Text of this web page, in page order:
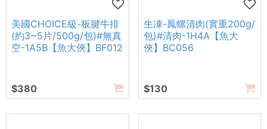
美國CHOICE級-板腱牛排
(約3~5片/500g/包)#無真
空-1A5B【魚大俠】BF012
$380
生凍-鳳螺清肉(實重200g/
包)#清肉-1H4A【魚大
俠】BC056
$130